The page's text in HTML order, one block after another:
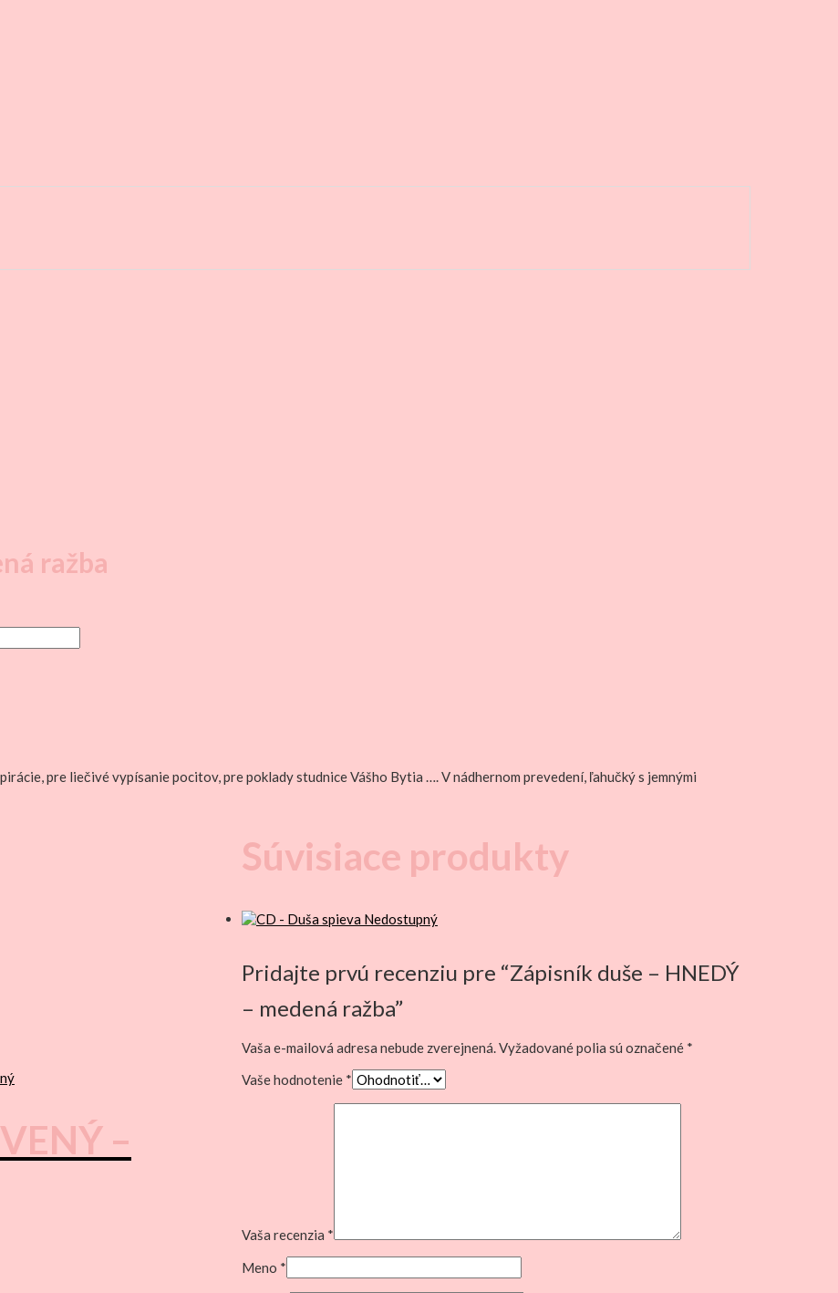
ražba
pre liečivé vypísanie pocitov, pre poklady studnice Vášho Bytia …. V nádhernom prevedení, ľahučký s jemnými
Pridajte prvú recenziu pre “Zápisník duše – HNEDÝ
– medená ražba”
Vaša e-mailová adresa nebude zverejnená.Vyžadované polia sú označené *
Vaše hodnotenie *
Vaša recenzia *
Meno *
Súvisiace produkty
Nedostupný
–